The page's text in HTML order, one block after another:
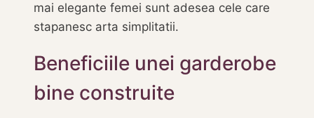
mai elegante femei sunt adesea cele care
stapanesc arta simplitatii.
Beneficiile unei garderobe
bine construite